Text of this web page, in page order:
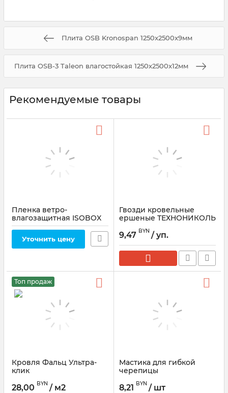
Плита OSB Kronospan 1250x2500x9мм
Плита OSB-3 Taleon влагостойкая 1250х2500x12мм
Рекомендуемые товары
Пленка ветро-
влагозащитная ISOBOX
А 100
Уточнить цену
Гвозди кровельные
ершеные ТЕХНОНИКОЛЬ
1кг
9,47 BYN / уп.
Топ продаж
Кровля Фальц Ультра-
клик
28,00 BYN / м2
Мастика для гибкой
черепицы
8,21 BYN / шт